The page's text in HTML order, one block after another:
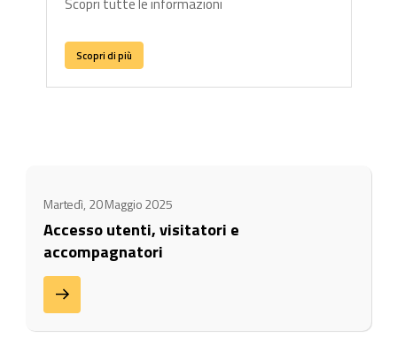
Scopri di più
Martedì, 20 Maggio 2025
Accesso utenti, visitatori e
accompagnatori